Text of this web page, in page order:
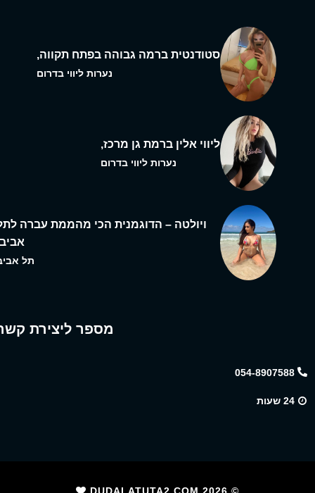
סטודנטית ברמה גבוהה בפתח תקווה,
נערות ליווי בדרום
ליווי אלין ברמת גן מרכז,
נערות ליווי בדרום
ויולטה – הדוגמנית הכי מהממת עברה
תל
מספר ליצירת
054-8907588
24 שעות
© DUDALATUTA2.COM
2026